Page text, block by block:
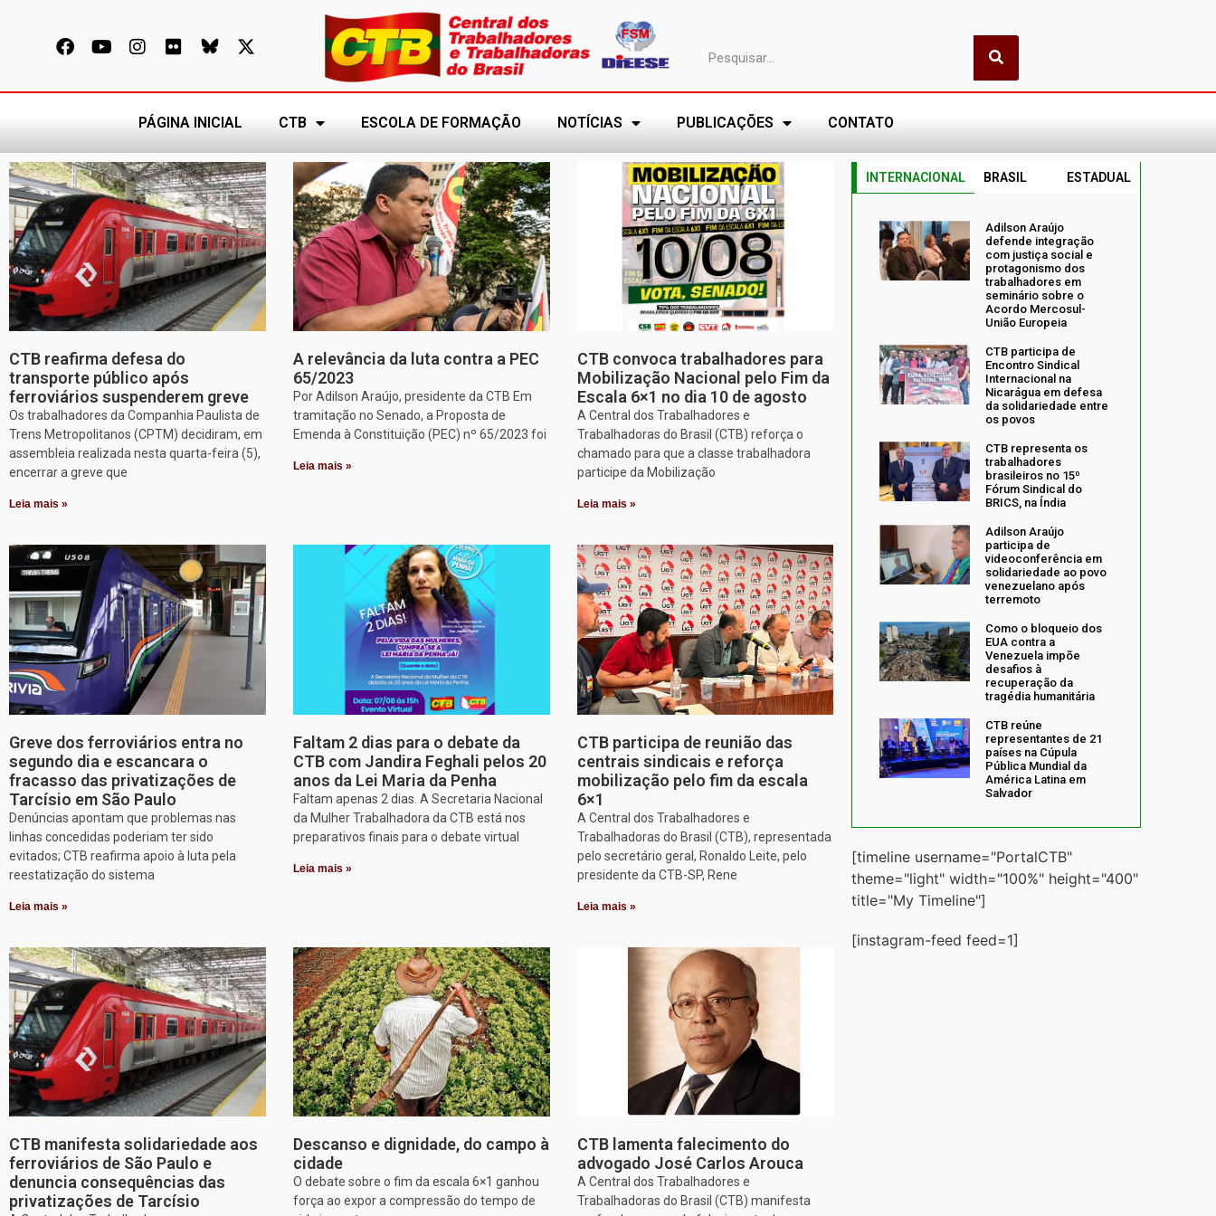
PÁGINA INICIAL CTB ESCOLA DE FORMAÇÃO NOTÍCIAS PUBLICAÇÕES CONTATO
CTB reafirma defesa do
transporte público após
ferroviários suspenderem greve
Os trabalhadores da Companhia Paulista de
Trens Metropolitanos (CPTM) decidiram, em
assembleia realizada nesta quarta-feira (5),
encerrar a greve que
Leia mais »
A relevância da luta contra a PEC
65/2023
Por Adilson Araújo, presidente da CTB Em
tramitação no Senado, a Proposta de
Emenda à Constituição (PEC) nº 65/2023 foi
Leia mais »
CTB convoca trabalhadores para
Mobilização Nacional pelo Fim da
Escala 6×1 no dia 10 de agosto
A Central dos Trabalhadores e
Trabalhadoras do Brasil (CTB) reforça o
chamado para que a classe trabalhadora
participe da Mobilização
Leia mais »
Greve dos ferroviários entra no
segundo dia e escancara o
fracasso das privatizações de
Tarcísio em São Paulo
Denúncias apontam que problemas nas
linhas concedidas poderiam ter sido
evitados; CTB reafirma apoio à luta pela
reestatização do sistema
Leia mais »
Faltam 2 dias para o debate da
CTB com Jandira Feghali pelos 20
anos da Lei Maria da Penha
Faltam apenas 2 dias. A Secretaria Nacional
da Mulher Trabalhadora da CTB está nos
preparativos finais para o debate virtual
Leia mais »
CTB participa de reunião das
centrais sindicais e reforça
mobilização pelo fim da escala
6×1
A Central dos Trabalhadores e
Trabalhadoras do Brasil (CTB), representada
pelo secretário geral, Ronaldo Leite, pelo
presidente da CTB-SP, Rene
Leia mais »
CTB manifesta solidariedade aos
ferroviários de São Paulo e
denuncia consequências das
privatizações de Tarcísio
Descanso e dignidade, do campo à
cidade
O debate sobre o fim da escala 6×1 ganhou
força ao expor a compressão do tempo de
CTB lamenta falecimento do
advogado José Carlos Arouca
A Central dos Trabalhadores e
Trabalhadoras do Brasil (CTB) manifesta
INTERNACIONAL BRASIL ESTADUAL
Adilson Araújo
defende integração
com justiça social e
protagonismo dos
trabalhadores em
seminário sobre o
Acordo Mercosul-
União Europeia
CTB participa de
Encontro Sindical
Internacional na
Nicarágua em defesa
da solidariedade entre
os povos
CTB representa os
trabalhadores
brasileiros no 15º
Fórum Sindical do
BRICS, na Índia
Adilson Araújo
participa de
videoconferência em
solidariedade ao povo
venezuelano após
terremoto
Como o bloqueio dos
EUA contra a
Venezuela impõe
desafios à
recuperação da
tragédia humanitária
CTB reúne
representantes de 21
países na Cúpula
Pública Mundial da
América Latina em
Salvador
[timeline username="PortalCTB"
theme="light" width="100%" height="400"
title="My Timeline"]
[instagram-feed feed=1]